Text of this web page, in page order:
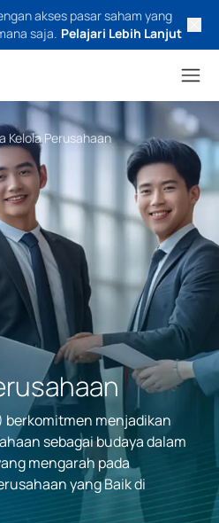
akses pasar saham yang
saja. Pelajari Lebih Lanjut
Kelola Perusahaan
berkomitmen menjadikan
sebagai budaya dalam
mengarah pada
yang Baik di